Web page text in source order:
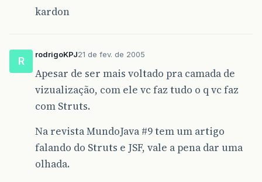
kardon
R
rodrigoKPJ21 de fev. de 2005
Apesar de ser mais voltado pra camada de
vizualização, com ele vc faz tudo o q vc faz
com Struts.
Na revista MundoJava #9tem um artigo
falando do Struts e JSF, vale a pena dar uma
olhada.